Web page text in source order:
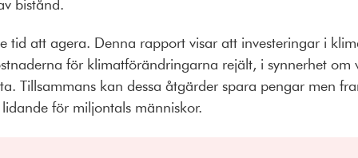
tid att agera. Denna rapport visar att investeringar i
för klimatförändringarna rejält, i synnerhet om
Tillsammans kan dessa åtgärder spara pengar men
för miljontals människor.